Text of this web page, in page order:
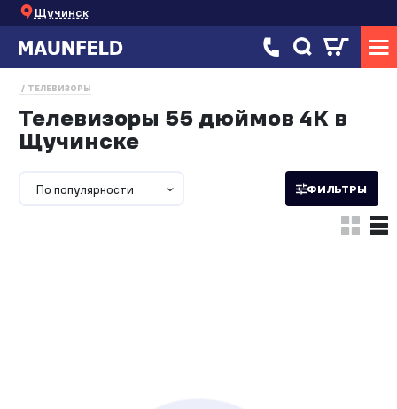
Щучинск
ТЕЛЕВИЗОРЫ
Телевизоры 55 дюймов 4К в
Щучинске
По популярности ФИЛЬТРЫ